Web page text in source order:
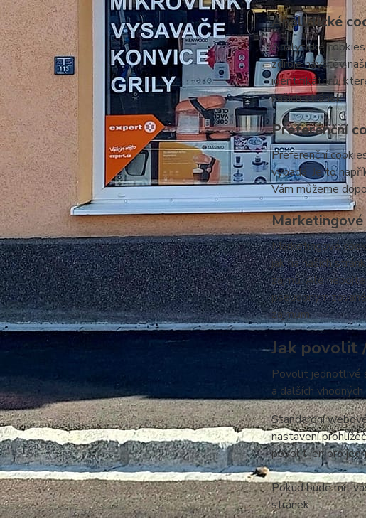
Analytické
Analytické cookies
zdroje návštěv
identifikátorů,
našich stránek.
Preferenční
Preferenční
vypadá. Je to
Vám můžeme
Marketingové
Marketingové
jak na našich
zájmů. Ale
zájmům.
Jak povolit
Povolit jednotlivé
a dalších vhodných
Standardní
nastavení
povolit jen pro
Pokud bude mít
stránek.